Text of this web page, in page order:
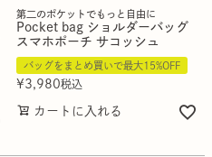
第二のポケットでもっと自由に
Pocket bag ショルダーバッグ
スマホポーチ サコッシュ
バッグをまとめ買いで最大15%OFF
¥3,980税込
カートに入れる